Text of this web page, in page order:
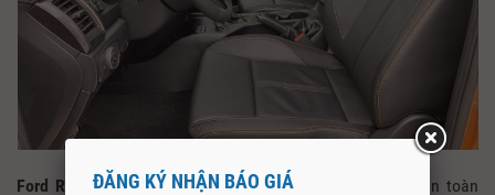
Ford Ranger Wildtrak 2021trang bị nội thất bọc da hoàn toàn
ĐĂNG KÝ NHẬN BÁO GIÁ